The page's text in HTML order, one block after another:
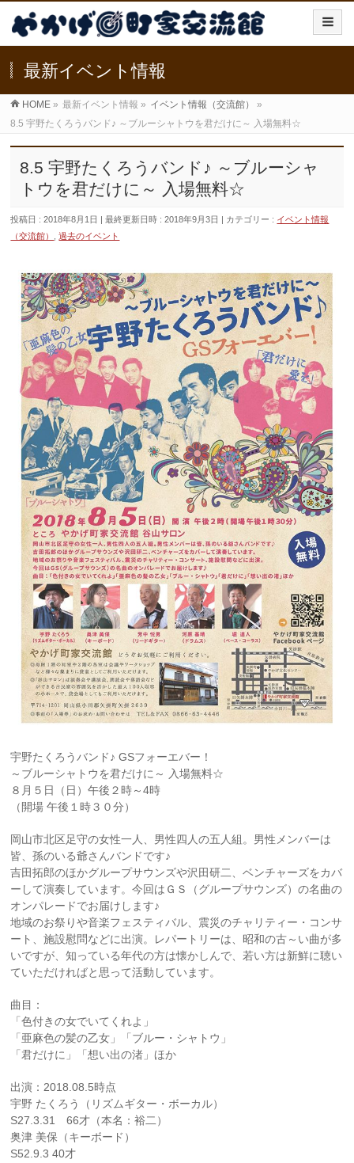
最新イベント情報
HOME » 最新イベント情報 » イベント情報（交流館）
»
8.5 宇野たくろうバンド♪ ～ブルーシャトウを君だけに～ 入場無料☆
8.5 宇野たくろうバンド♪ ～ブルーシャ
トウを君だけに～ 入場無料☆
投稿日 : 2018年8月1日 最終更新日時 : 2018年9月3日 カテゴリー : イベント情報
（交流館）
,過去のイベント
宇野たくろうバンド♪ GSフォーエバー！
～ブルーシャトウを君だけに～ 入場無料☆
８月５日（日）午後２時～4時
（開場 午後１時３０分）
岡山市北区足守の女性一人、男性四人の五人組。男性メンバーは
皆、孫のいる爺さんバンドです♪
吉田拓郎のほかグループサウンズや沢田研二、ベンチャーズをカバ
ーして演奏しています。今回はＧＳ（グループサウンズ）の名曲の
オンパレードでお届けします♪
地域のお祭りや音楽フェスティバル、震災のチャリティー・コンサ
ート、施設慰問などに出演。レパートリーは、昭和の古～い曲が多
いですが、知っている年代の方は懐かしんで、若い方は新鮮に聴い
ていただければと思って活動しています。
曲目：
「色付きの女でいてくれよ」
「亜麻色の髪の乙女」「ブルー・シャトウ」
「君だけに」「想い出の渚」ほか
出演：2018.08.5時点
宇野 たくろう（リズムギター・ボーカル）
S27.3.31 66才（本名：裕二）
奥津 美保（キーボード）
S52.9.3 40才